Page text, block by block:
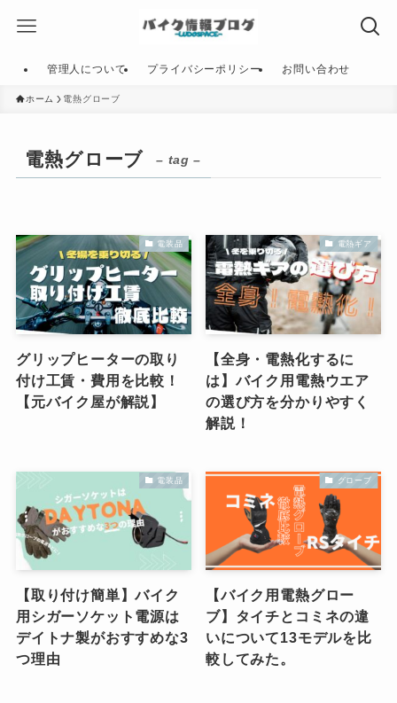
管理人について プライバシーポリシー お問い合わせ
ホーム 電熱グローブ
電熱グローブ – tag –
電装品
グリップヒーターの取り
付け工賃・費用を比較！
【元バイク屋が解説】
電熱ギア
【全身・電熱化するに
は】バイク用電熱ウエア
の選び方を分かりやすく
解説！
電装品
【取り付け簡単】バイク
用シガーソケット電源は
デイトナ製がおすすめな3
つ理由
グローブ
【バイク用電熱グロー
ブ】タイチとコミネの違
いについて13モデルを比
較してみた。